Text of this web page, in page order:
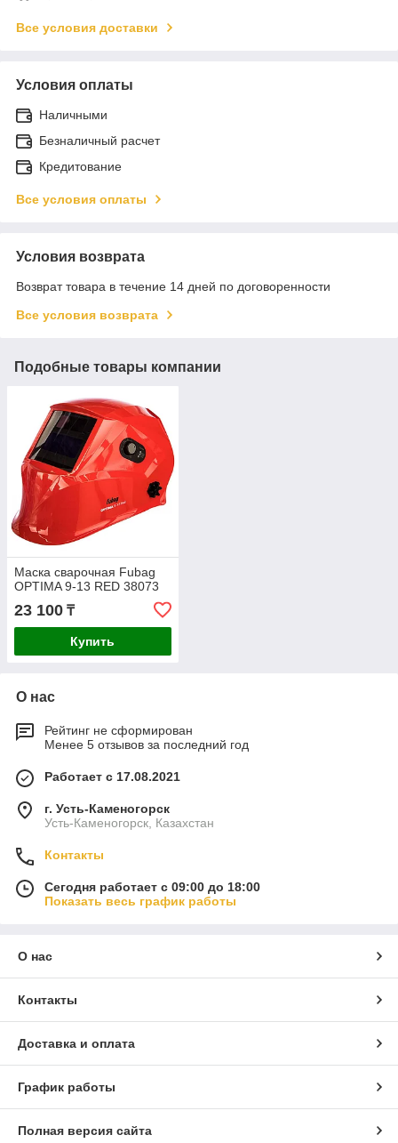
Все условия доставки
Условия оплаты
Наличными
Безналичный расчет
Кредитование
Все условия оплаты
Условия возврата
Возврат товара в течение 14 дней по договоренности
Все условия возврата
Подобные товары компании
Маска сварочная Fubag
OPTIMA 9-13 RED 38073
23 100 ₸
Купить
О нас
Рейтинг не сформирован
Менее 5 отзывов за последний год
Работает с 17.08.2021
г. Усть-Каменогорск
Усть-Каменогорск, Казахстан
Контакты
Сегодня работает с 09:00 до 18:00
Показать весь график работы
О нас
Контакты
Доставка и оплата
График работы
Полная версия сайта